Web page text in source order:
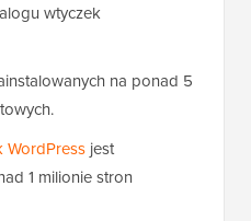
wtyczek
na ponad 5
WordPress jest
1 milionie stron